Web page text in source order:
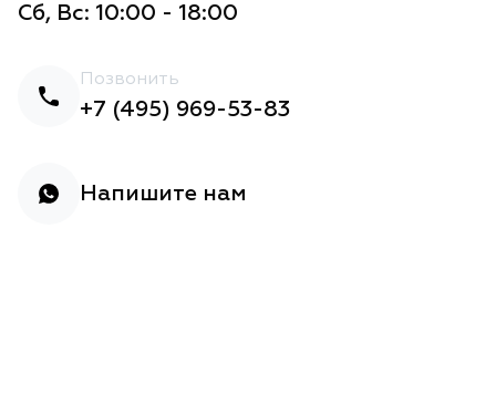
Сб, Вс: 10:00 - 18:00
Позвонить
+7 (495) 969-53-83
Напишите нам